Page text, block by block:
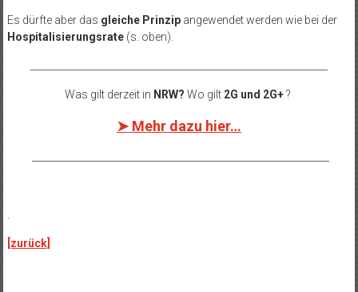
Es dürfte aber das gleiche Prinzipangewendet werden wie bei der
Hospitalisierungsrate(s. oben).
Was gilt derzeit in NRW? Wo gilt 2G und 2G+?
➤ Mehr dazu hier…
.
[zurück]